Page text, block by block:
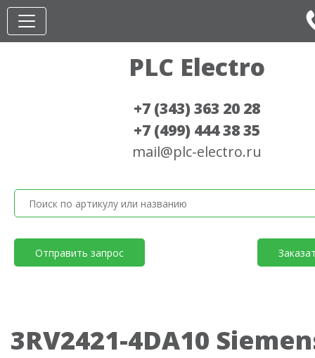
PLC Electro
+7 (343) 363 20 28
+7 (499) 444 38 35
mail@plc-electro.ru
Отправить запрос
3RV2421-4DA10